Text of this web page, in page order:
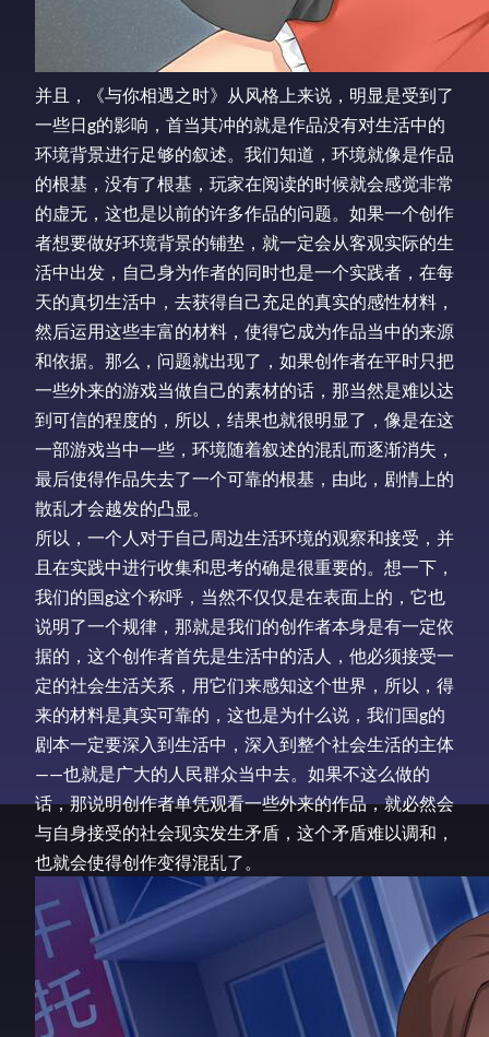
并且，《与你相遇之时》从风格上来说，明显是受到了
一些日g的影响，首当其冲的就是作品没有对生活中的
环境背景进行足够的叙述。我们知道，环境就像是作品
的根基，没有了根基，玩家在阅读的时候就会感觉非常
的虚无，这也是以前的许多作品的问题。如果一个创作
者想要做好环境背景的铺垫，就一定会从客观实际的生
活中出发，自己身为作者的同时也是一个实践者，在每
天的真切生活中，去获得自己充足的真实的感性材料，
然后运用这些丰富的材料，使得它成为作品当中的来源
和依据。那么，问题就出现了，如果创作者在平时只把
一些外来的游戏当做自己的素材的话，那当然是难以达
到可信的程度的，所以，结果也就很明显了，像是在这
一部游戏当中一些，环境随着叙述的混乱而逐渐消失，
最后使得作品失去了一个可靠的根基，由此，剧情上的
散乱才会越发的凸显。
所以，一个人对于自己周边生活环境的观察和接受，并
且在实践中进行收集和思考的确是很重要的。想一下，
我们的国g这个称呼，当然不仅仅是在表面上的，它也
说明了一个规律，那就是我们的创作者本身是有一定依
据的，这个创作者首先是生活中的活人，他必须接受一
定的社会生活关系，用它们来感知这个世界，所以，得
来的材料是真实可靠的，这也是为什么说，我们国g的
剧本一定要深入到生活中，深入到整个社会生活的主体
——也就是广大的人民群众当中去。如果不这么做的
话，那说明创作者单凭观看一些外来的作品，就必然会
与自身接受的社会现实发生矛盾，这个矛盾难以调和，
也就会使得创作变得混乱了。